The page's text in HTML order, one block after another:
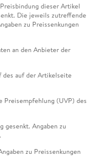
dieser Artikel
Die jeweils zutreffende
zu Preissenkungen
an den Anbieter der
des auf der Artikelseite
(UVP) des
gesenkt. Angaben zu
zu Preissenkungen